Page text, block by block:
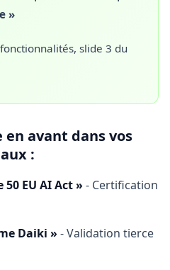
»
slide 3 du
avant dans vos
:
EU AI Act » - Certification
Daiki » - Validation tierce